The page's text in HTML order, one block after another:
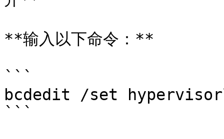
**输入以下命令：**
```
bcdedit /set
```